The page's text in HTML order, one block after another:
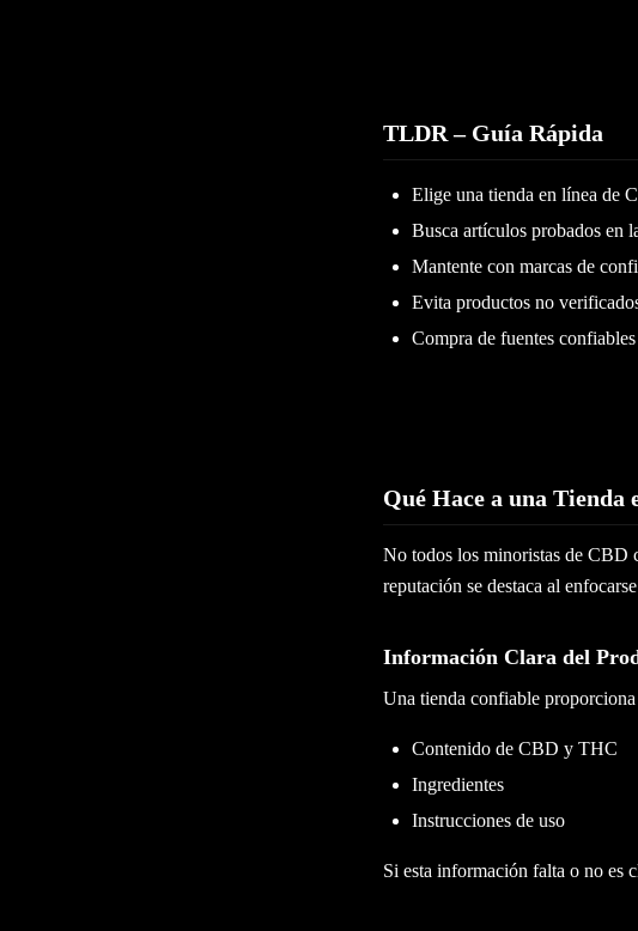
TLDR – Guía Rápida
Elige una tienda en línea de
Busca artículos probados en
Mantente con marcas de
Evita productos no
Compra de fuentes
Qué Hace a una Tienda
No todos los minoristas de CBD
reputación se destaca al
Información Clara del
Una tienda confiable
Contenido de CBD y THC
Ingredientes
Instrucciones de uso
Si esta información falta o no es